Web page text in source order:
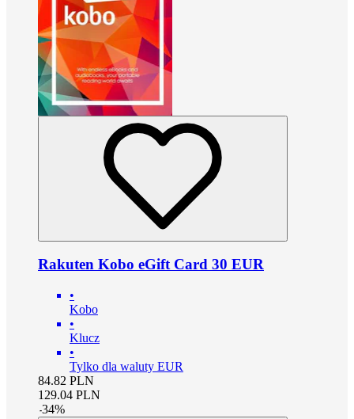
Rakuten Kobo eGift Card 30 EUR
•
Kobo
•
Klucz
•
Tylko dla waluty EUR
84.82 PLN
129.04 PLN
-34%